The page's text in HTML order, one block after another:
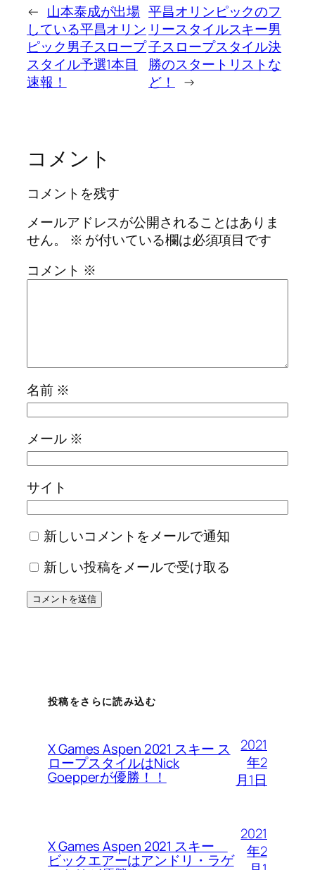
← 山本泰成が出場
している平昌オリン
ピック男子スロープ
スタイル予選1本目
速報！
平昌オリンピックのフ
リースタイルスキー男
子スロープスタイル決
勝のスタートリストな
ど！
→
コメント
コメントを残す
メールアドレスが公開されることはありま
せん。
※ が付いている欄は必須項目です
コメント ※
名前 ※
メール ※
サイト
新しいコメントをメールで通知
新しい投稿をメールで受け取る
投稿をさらに読み込む
X Games Aspen 2021 スキー ス
ロープスタイルはNick
Goepperが優勝！！
2021
年2
月1日
X Games Aspen 2021 スキー
ビックエアーはアンドリ・ラゲ
2021
年2